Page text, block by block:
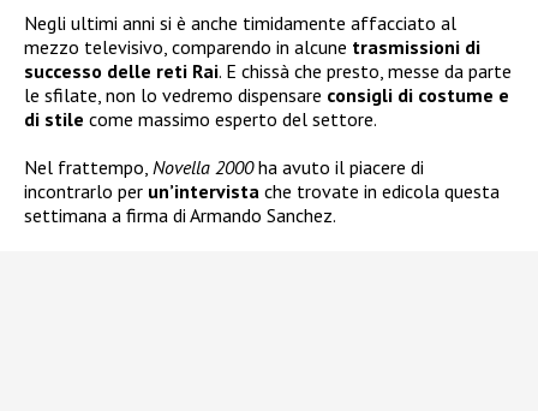
Negli ultimi anni si è anche timidamente affacciato al
mezzo televisivo, comparendo in alcune trasmissioni di
successo delle reti Rai. E chissà che presto, messe da parte
le sfilate, non lo vedremo dispensare consigli di costume e
di stile come massimo esperto del settore.
Nel frattempo, Novella 2000ha avuto il piacere di
incontrarlo per un’intervista che trovate in edicola questa
settimana a firma di Armando Sanchez.